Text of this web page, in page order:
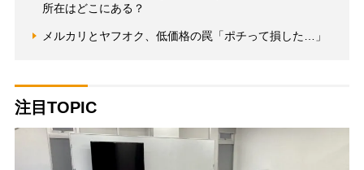
所在はどこにある？
メルカリとヤフオク、低価格の罠「ポチって損した…」
注目TOPIC